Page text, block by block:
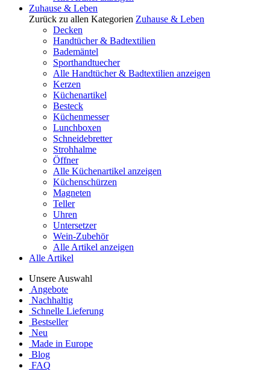
Zuhause & Leben
Zurück zu allen Kategorien Zuhause & Leben
Decken
Handtücher & Badtextilien
Bademäntel
Sporthandtuecher
Alle Handtücher & Badtextilien anzeigen
Kerzen
Küchenartikel
Besteck
Küchenmesser
Lunchboxen
Schneidebretter
Strohhalme
Öffner
Alle Küchenartikel anzeigen
Küchenschürzen
Magneten
Teller
Uhren
Untersetzer
Wein-Zubehör
Alle Artikel anzeigen
Alle Artikel
Unsere Auswahl
Angebote
Nachhaltig
Schnelle Lieferung
Bestseller
Neu
Made in Europe
Blog
FAQ